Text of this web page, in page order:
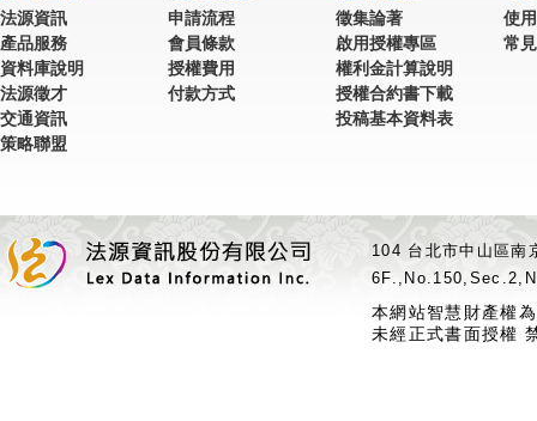
法源資訊
產品服務
資料庫說明
法源徵才
交通資訊
策略聯盟
申請流程
會員條款
授權費用
付款方式
徵集論著
啟用授權專區
權利金計算說明
授權合約書下載
投稿基本資料表
使
常
104 台北市中山區
本網站智慧財產權
未經正式書面授權